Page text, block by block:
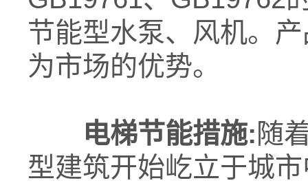
节能型水泵、风机。
为市场的优势。
电梯节能措施: 随
型建筑开始屹立于城